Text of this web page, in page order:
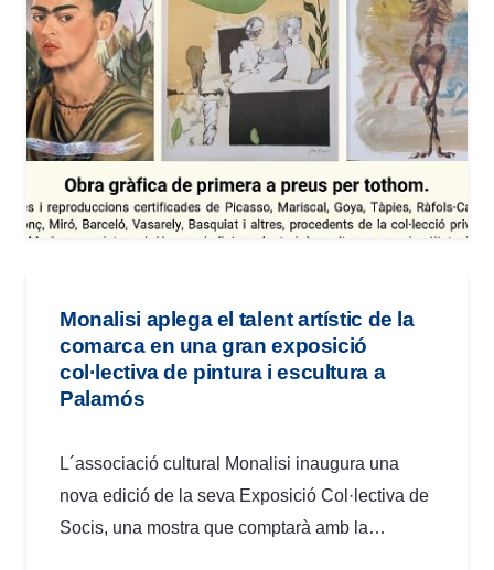
Monalisi aplega el talent artístic de la
comarca en una gran exposició
col·lectiva de pintura i escultura a
Palamós
L´associació cultural Monalisi inaugura una
nova edició de la seva Exposició Col·lectiva de
Socis, una mostra que comptarà amb la…